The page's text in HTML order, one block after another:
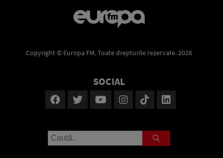
Copyright © Europa FM. Toate drepturile rezervate. 2026
SOCIAL